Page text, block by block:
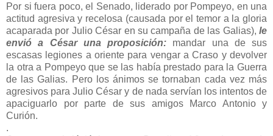
Por si fuera poco, el Senado, liderado por Pompeyo, en una
actitud agresiva y recelosa (causada por el temor a la gloria
acaparada por Julio César en su campaña de las Galias), le
envió a César una proposición: mandar una de sus
escasas legiones a oriente para vengar a Craso y devolver
la otra a Pompeyo que se las había prestado para la Guerra
de las Galias. Pero los ánimos se tornaban cada vez más
agresivos para Julio César y de nada servían los intentos de
apaciguarlo por parte de sus amigos Marco Antonio y
Curión.
.